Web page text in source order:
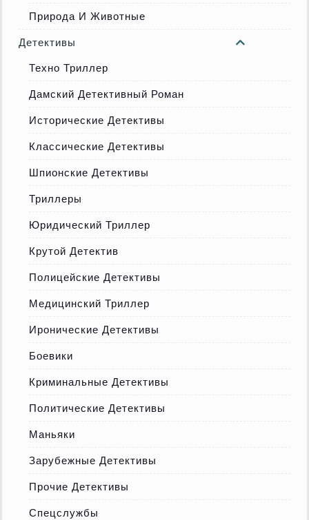
Природа И Животные
Детективы
Техно Триллер
Дамский Детективный Роман
Исторические Детективы
Классические Детективы
Шпионские Детективы
Триллеры
Юридический Триллер
Крутой Детектив
Полицейские Детективы
Медицинский Триллер
Иронические Детективы
Боевики
Криминальные Детективы
Политические Детективы
Маньяки
Зарубежные Детективы
Прочие Детективы
Спецслужбы